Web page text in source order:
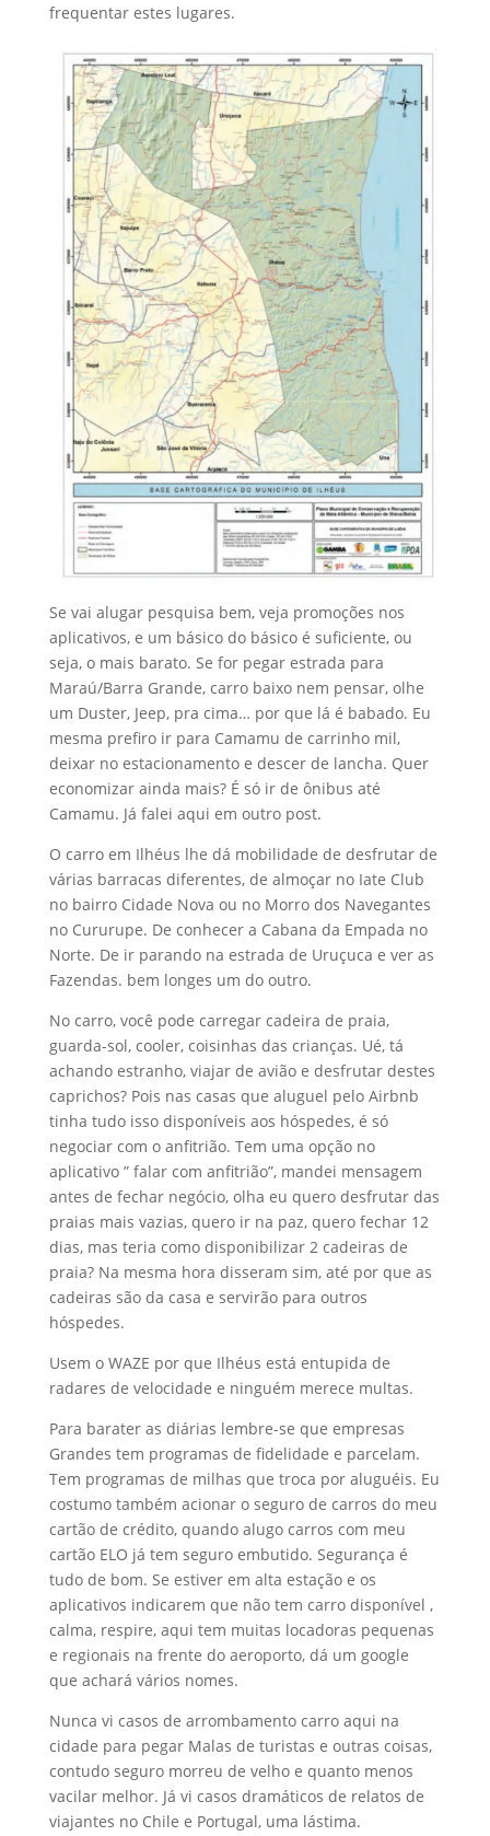
frequentar estes lugares.
Se vai alugar pesquisa bem, veja promoções nos
aplicativos, e um básico do básico é suficiente, ou
seja, o mais barato. Se for pegar estrada para
Maraú/Barra Grande, carro baixo nem pensar, olhe
um Duster, Jeep, pra cima… por que lá é babado. Eu
mesma prefiro ir para Camamu de carrinho mil,
deixar no estacionamento e descer de lancha. Quer
economizar ainda mais? É só ir de ônibus até
Camamu. Já falei aqui em outro post.
O carro em Ilhéus lhe dá mobilidade de desfrutar de
várias barracas diferentes, de almoçar no Iate Club
no bairro Cidade Nova ou no Morro dos Navegantes
no Cururupe. De conhecer a Cabana da Empada no
Norte. De ir parando na estrada de Uruçuca e ver as
Fazendas. bem longes um do outro.
No carro, você pode carregar cadeira de praia,
guarda-sol, cooler, coisinhas das crianças. Ué, tá
achando estranho, viajar de avião e desfrutar destes
caprichos? Pois nas casas que aluguel pelo Airbnb
tinha tudo isso disponíveis aos hóspedes, é só
negociar com o anfitrião. Tem uma opção no
aplicativo ” falar com anfitrião”, mandei mensagem
antes de fechar negócio, olha eu quero desfrutar das
praias mais vazias, quero ir na paz, quero fechar 12
dias, mas teria como disponibilizar 2 cadeiras de
praia? Na mesma hora disseram sim, até por que as
cadeiras são da casa e servirão para outros
hóspedes.
Usem o WAZE por que Ilhéus está entupida de
radares de velocidade e ninguém merece multas.
Para barater as diárias lembre-se que empresas
Grandes tem programas de fidelidade e parcelam.
Tem programas de milhas que troca por aluguéis. Eu
costumo também acionar o seguro de carros do meu
cartão de crédito, quando alugo carros com meu
cartão ELO já tem seguro embutido. Segurança é
tudo de bom. Se estiver em alta estação e os
aplicativos indicarem que não tem carro disponível ,
calma, respire, aqui tem muitas locadoras pequenas
e regionais na frente do aeroporto, dá um google
que achará vários nomes.
Nunca vi casos de arrombamento carro aqui na
cidade para pegar Malas de turistas e outras coisas,
contudo seguro morreu de velho e quanto menos
vacilar melhor. Já vi casos dramáticos de relatos de
viajantes no Chile e Portugal, uma lástima.